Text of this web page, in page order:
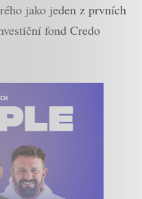
jako jeden z prvních
fond Credo